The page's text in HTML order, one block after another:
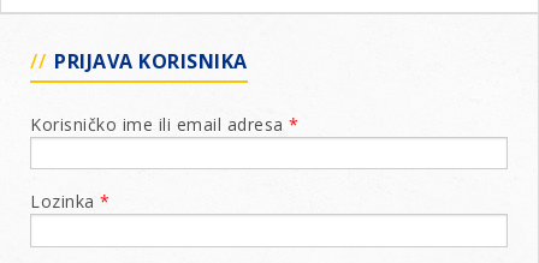
PRIJAVA KORISNIKA
Korisničko ime ili email adresa *
Lozinka *